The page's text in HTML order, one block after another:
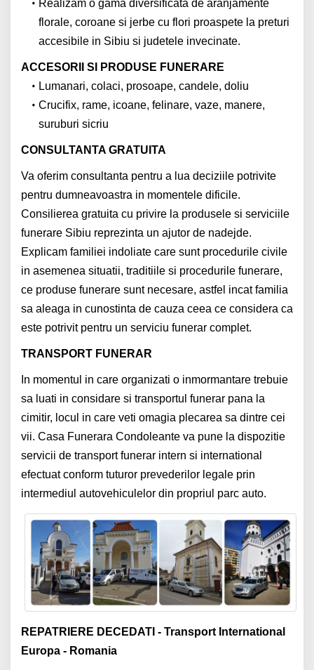
Realizam o gama diversificata de aranjamente
florale, coroane si jerbe cu flori proaspete la preturi
accesibile in Sibiu si judetele invecinate.
ACCESORII SI PRODUSE FUNERARE
Lumanari, colaci, prosoape, candele, doliu
Crucifix, rame, icoane, felinare, vaze, manere,
suruburi sicriu
CONSULTANTA GRATUITA
Va oferim consultanta pentru a lua deciziile potrivite
pentru dumneavoastra in momentele dificile.
Consilierea gratuita cu privire la produsele si serviciile
funerare Sibiu reprezinta un ajutor de nadejde.
Explicam familiei indoliate care sunt procedurile civile
in asemenea situatii, traditiile si procedurile funerare,
ce produse funerare sunt necesare, astfel incat familia
sa aleaga in cunostinta de cauza ceea ce considera ca
este potrivit pentru un serviciu funerar complet.
TRANSPORT FUNERAR
In momentul in care organizati o inmormantare trebuie
sa luati in considare si transportul funerar pana la
cimitir, locul in care veti omagia plecarea sa dintre cei
vii. Casa Funerara Condoleante va pune la dispozitie
servicii de transport funerar intern si international
efectuat conform tuturor prevederilor legale prin
intermediul autovehiculelor din propriul parc auto.
REPATRIERE DECEDATI - Transport International
Europa - Romania